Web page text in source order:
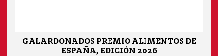
GALARDONADOS PREMIO ALIMENTOS DE
ESPAÑA, EDICIÓN 2026